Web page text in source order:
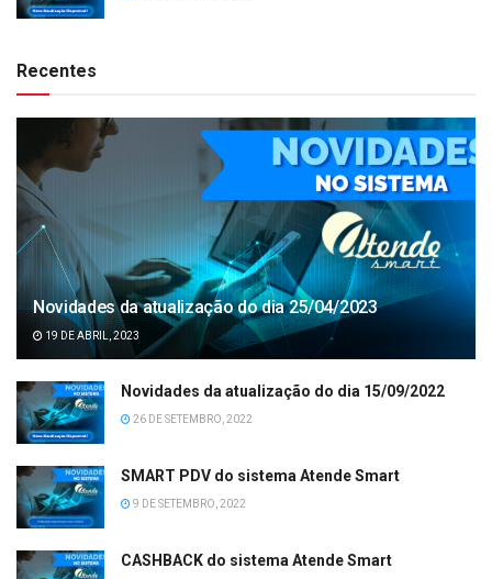
Recentes
Novidades da atualização do dia 25/04/2023
19 DE ABRIL, 2023
Novidades da atualização do dia 15/09/2022
26 DE SETEMBRO, 2022
SMART PDV do sistema Atende Smart
9 DE SETEMBRO, 2022
CASHBACK do sistema Atende Smart